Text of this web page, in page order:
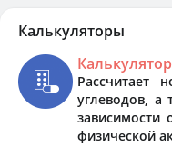
Калькуляторы
Рассчитает
углеводов, а
зависимости
физической